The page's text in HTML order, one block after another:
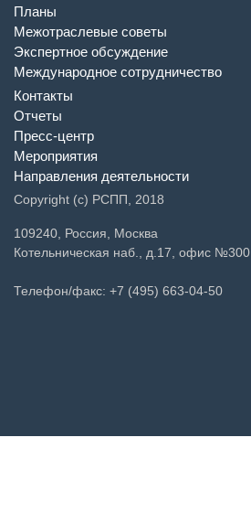
Планы
Межотраслевые советы
Экспертное обсуждение
Международное сотрудничество
Контакты
Отчеты
Пресс-центр
Мероприятия
Направления деятельности
Copyright (c) РСПП, 2018
109240, Россия, Москва
Котельническая наб., д.17, офис №300
Телефон/факс: +7 (495) 663-04-50